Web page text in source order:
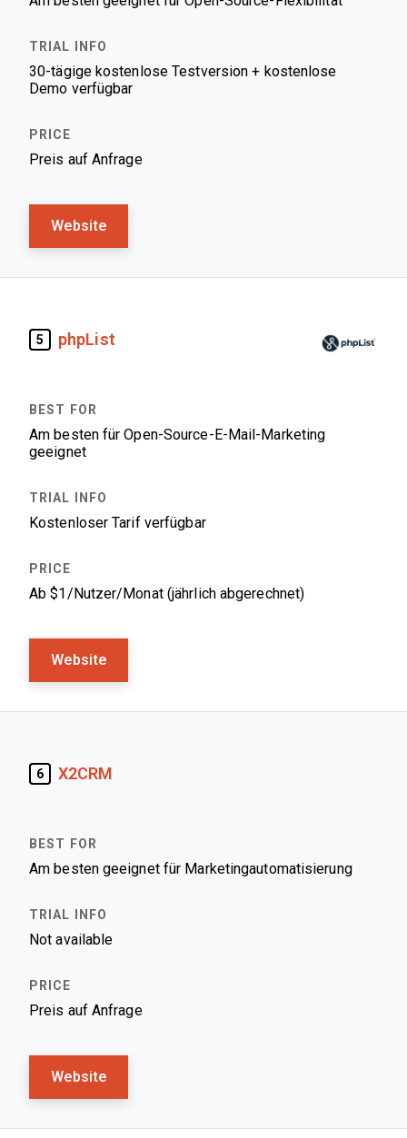
30-tägige kostenlose Testversion + kostenlose
Demo verfügbar
Preis auf Anfrage
Website
5 phpList
Am besten für Open-Source-E-Mail-Marketing
geeignet
Kostenloser Tarif verfügbar
Ab $1/Nutzer/Monat (jährlich abgerechnet)
Website
6 X2CRM
Am besten geeignet für Marketingautomatisierung
Not available
Preis auf Anfrage
Website